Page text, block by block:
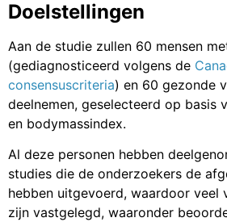
Doelstellingen
Aan de studie zullen 60 mensen
(gediagnosticeerd volgens de
consensuscriteria) en 60 gezonde
deelnemen, geselecteerd op basis
en bodymassindex.
Al deze personen hebben
studies die de onderzoekers de
hebben uitgevoerd, waardoor veel
zijn vastgelegd, waaronder